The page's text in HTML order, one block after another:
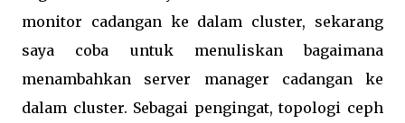
monitor cadangan ke dalam cluster, sekarang
saya coba untuk menuliskan bagaimana
menambahkan server manager cadangan ke
dalam cluster. Sebagai pengingat, topologi ceph